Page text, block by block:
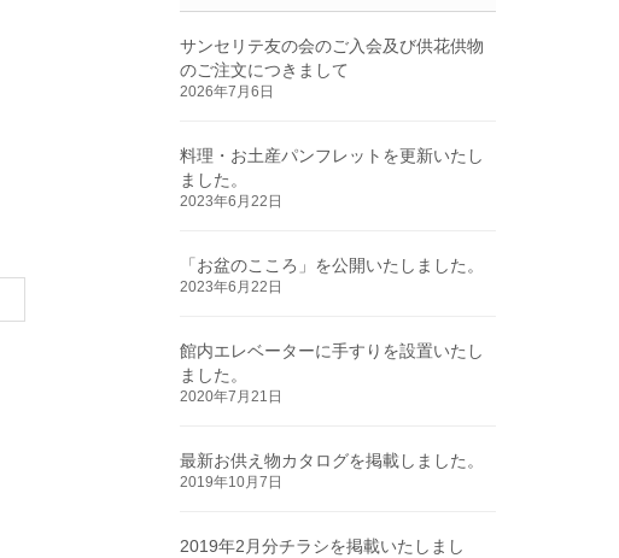
サンセリテ友の会のご入会及び供花供物
のご注文につきまして
2026年7月6日
料理・お土産パンフレットを更新いたし
ました。
2023年6月22日
「お盆のこころ」を公開いたしました。
2023年6月22日
館内エレベーターに手すりを設置いたし
ました。
2020年7月21日
最新お供え物カタログを掲載しました。
2019年10月7日
2019年2月分チラシを掲載いたしまし